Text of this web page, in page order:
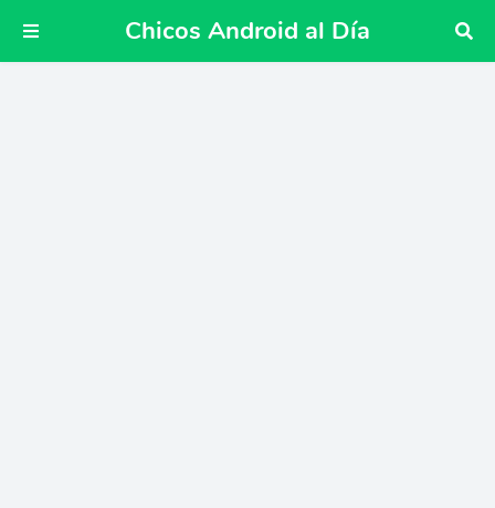
Chicos Android al Día